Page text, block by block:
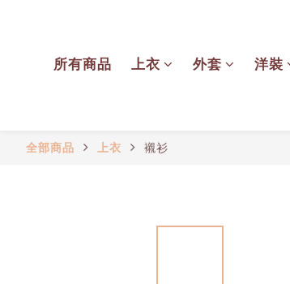
所有商品 上衣 外套 洋裝
全部商品 上衣 襯衫